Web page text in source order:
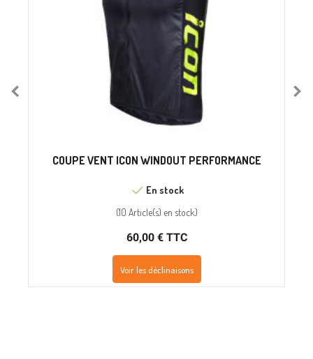
COUPE VENT ICON WINDOUT PERFORMANCE
En stock
(10 Article(s) en stock)
60,00 € TTC
Voir les déclinaisons